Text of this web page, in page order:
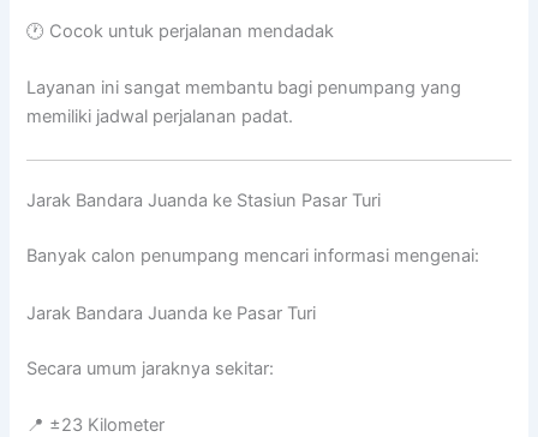
🕐 Cocok untuk perjalanan mendadak
Layanan ini sangat membantu bagi penumpang yang
memiliki jadwal perjalanan padat.
Jarak Bandara Juanda ke Stasiun Pasar Turi
Banyak calon penumpang mencari informasi mengenai:
Jarak Bandara Juanda ke Pasar Turi
Secara umum jaraknya sekitar:
📍 ±23 Kilometer